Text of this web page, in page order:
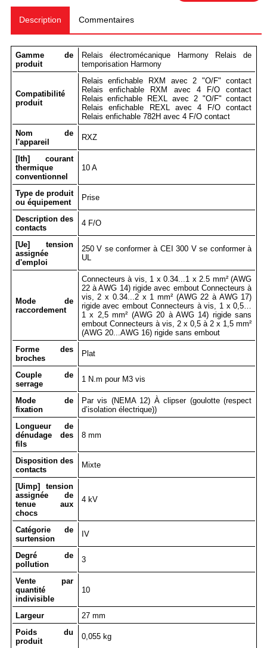
Description Commentaires
Gamme de
produit
Relais électromécanique Harmony Relais de
temporisation Harmony
Compatibilité
produit
Relais enfichable RXM avec 2 "O/F" contact
Relais enfichable RXM avec 4 F/O contact
Relais enfichable REXL avec 2 "O/F" contact
Relais enfichable REXL avec 4 F/O contact
Relais enfichable 782H avec 4 F/O contact
Nom de
l'appareil
RXZ
[Ith] courant
thermique
conventionnel
10 A
Type de produit
ou équipement
Prise
Description des
contacts
4 F/O
[Ue] tension
assignée
d'emploi
250 V se conformer à CEI 300 V se conformer à
UL
Mode de
raccordement
Connecteurs à vis, 1 x 0.34...1 x 2.5 mm² (AWG
22 à AWG 14) rigide avec embout Connecteurs à
vis, 2 x 0.34...2 x 1 mm² (AWG 22 à AWG 17)
rigide avec embout Connecteurs à vis, 1 x 0,5…
1 x 2,5 mm² (AWG 20 à AWG 14) rigide sans
embout Connecteurs à vis, 2 x 0,5 à 2 x 1,5 mm²
(AWG 20...AWG 16) rigide sans embout
Forme des
broches
Plat
Couple de
serrage
1 N.m pour M3 vis
Mode de
fixation
Par vis (NEMA 12) À clipser (goulotte (respect
d’isolation électrique))
Longueur de
dénudage des
fils
8 mm
Disposition des
contacts
Mixte
[Uimp] tension
assignée de
tenue aux
chocs
4 kV
Catégorie de
surtension
IV
Degré de
pollution
3
Vente par
quantité
indivisible
10
Largeur
27 mm
Poids du
produit
0,055 kg